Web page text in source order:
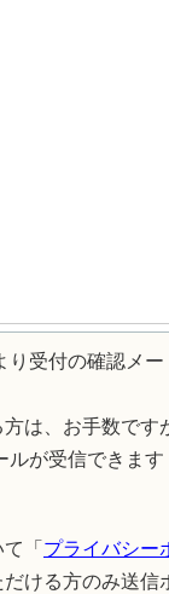
り受付の確認メー
は、お手数です
ルが受信できます
「 プライバシー
だける方のみ送信